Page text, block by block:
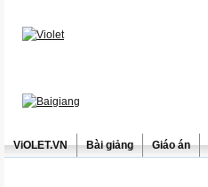
ViOLET.VN Bài giảng Giáo án